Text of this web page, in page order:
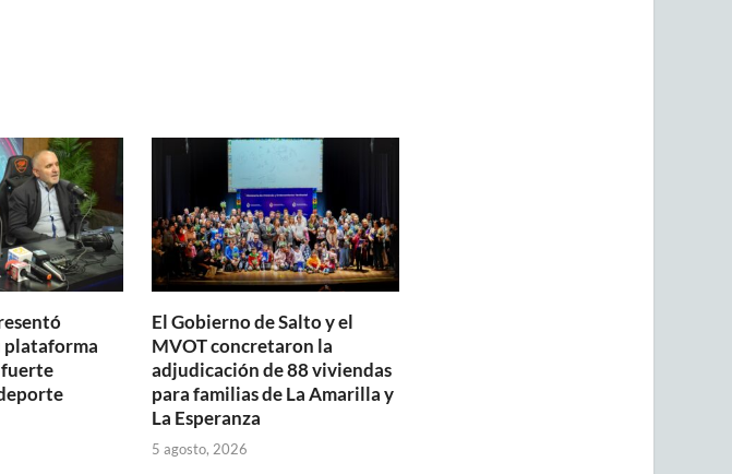
plataforma
El Gobierno de Salto y el
MVOT concretaron la
adjudicación de 88 viviendas
para familias de La Amarilla y
La Esperanza
5 agosto, 2026